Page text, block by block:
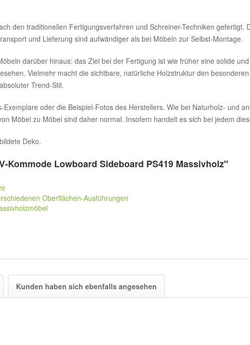
den traditionellen Fertigungsverfahren und Schreiner-Techniken
und Lieferung sind aufwändiger als bei Möbeln zur Selbst-Montage.
darüber hinaus: das Ziel bei der Fertigung ist wie früher eine solide
Vielmehr macht die sichtbare, natürliche Holzstruktur den
Trend-Stil.
oder die Beispiel-Fotos des Herstellers. Wie bei Naturholz- und
Möbel zu Möbel sind daher normal. Insofern handelt es sich bei jedem
Deko.
Kommode Lowboard Sideboard PS419 Massivholz"
Oberflächen-Ausführungen
Kunden haben sich ebenfalls angesehen